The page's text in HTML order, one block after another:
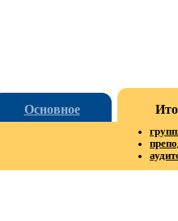
Основное